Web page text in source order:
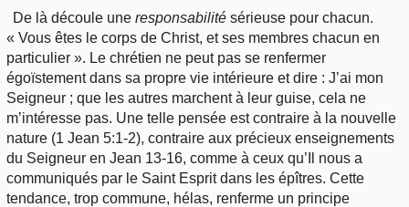
De là découle uneresponsabilitésérieuse pour chacun.
« Vous êtes le corps de Christ, et ses membres chacun en
particulier ». Le chrétien ne peut pas se renfermer
égoïstement dans sa propre vie intérieure et dire : J’ai mon
Seigneur ; que les autres marchent à leur guise, cela ne
m’intéresse pas. Une telle pensée est contraire à la nouvelle
nature (1 Jean 5:1-2), contraire aux précieux enseignements
du Seigneur en Jean 13-16, comme à ceux qu’Il nous a
communiqués par le Saint Esprit dans les épîtres. Cette
tendance, trop commune, hélas, renferme un principe